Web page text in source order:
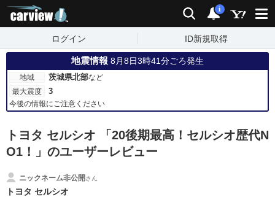
検索 通知
i
ログイン ID新規取得
地震情報 8月8日3時41分ごろ発生
地域 茨城県北部など
最大震度
3
今後の情報にご注意ください
トヨタ セルシオ 「20後期最高！セルシオ歴代N
O1！」のユーザーレビュー
ニックネーム非公開さん
トヨタ セルシオ